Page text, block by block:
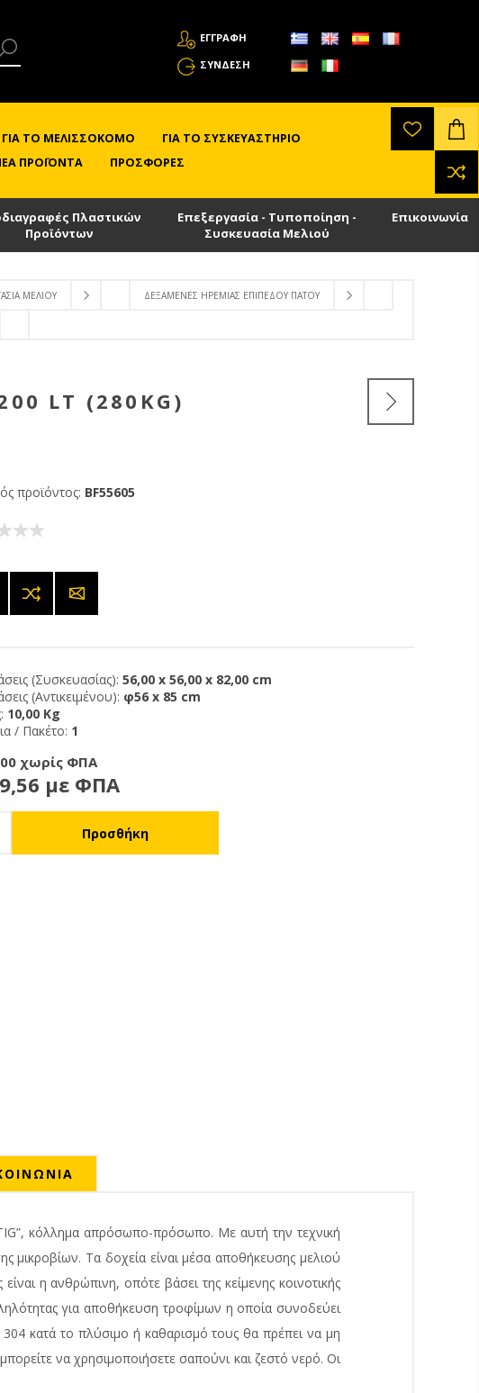
ΕΓΓΡΑΦΗ
ΣΎΝΔΕΣΗ
ΓΙΑ ΤΟ ΜΕΛΙΣΣΟΚΌΜΟ
ΓΙΑ ΤΟ ΣΥΣΚΕΥΑΣΤΉΡΙΟ
ΠΡΟΪΌΝΤΑ ΠΡΟΣΦΟΡΈΣ
Πλαστικών
Προϊόντων
Επεξεργασία - Τυποποίηση -
Συσκευασία Μελιού
Επικοινωνία
ΜΕΛΙΟΎ ΔΕΞΑΜΕΝΈΣ ΗΡΕΜΊΑΣ ΕΠΊΠΕΔΟΥ ΠΆΤΟΥ
LT (280KG)
προϊόντος: BF55605
(Συσκευασίας): 56,00 x 56,00 x 82,00 cm
(Αντικειμένου): φ56 x 85 cm
10,00 Kg
/ Πακέτο: 1
χωρίς ΦΠΑ
με ΦΠΑ
κόλλημα απρόσωπο-πρόσωπο. Με αυτή την τεχνική
Τα δοχεία είναι μέσα αποθήκευσης μελιού
η ανθρώπινη, οπότε βάσει της κείμενης κοινοτικής
για αποθήκευση τροφίμων η οποία συνοδεύει
κατά το πλύσιμο ή καθαρισμό τους θα πρέπει να μη
να χρησιμοποιήσετε σαπούνι και ζεστό νερό. Οι